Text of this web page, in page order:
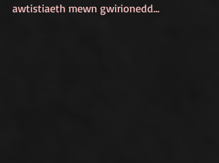
awtistiaeth mewn gwirionedd...